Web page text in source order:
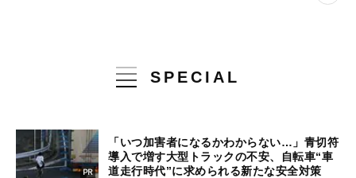
SPECIAL
「いつ加害者になるかわからない…」青切符
導入で増す大型トラックの不安、自転車“車
道走行時代”に求められる新たな安全対策